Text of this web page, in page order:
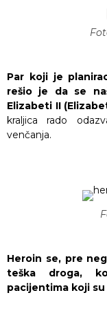
Par koji je
rešio je da se
Elizabeti II
kraljica rado
venčanja.
Heroin se, pre
teška droga,
pacijentima koji